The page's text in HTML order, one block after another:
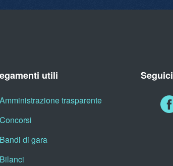
utili
Amministrazione trasparente
Concorsi
Bandi di gara
Bilanci